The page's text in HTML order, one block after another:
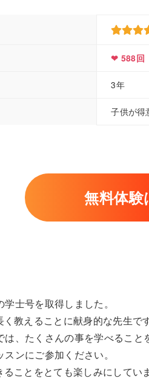
❤ 588回
3年
子供が得
無料体験
士号を取得しました。
教えることに献身的な先生です
、たくさんの事を学べること
ンにご参加ください。
ことをとても楽しみにしていま